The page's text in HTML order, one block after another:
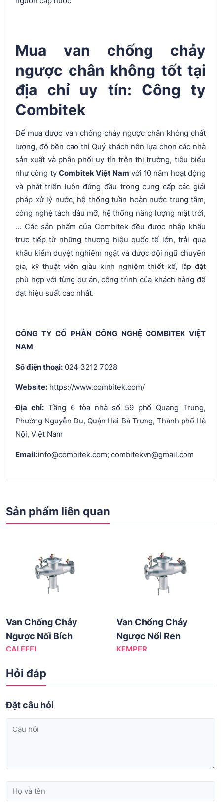
Mua van chống chảy
ngược chân không tốt tại
địa chỉ uy tín: Công ty
Combitek
Để mua được van chống chảy ngược chân không chất
lượng, độ bền cao thì Quý khách nên lựa chọn các nhà
sản xuất và phân phối uy tín trên thị trường, tiêu biểu
như công ty Combitek Việt Nam với 10 năm hoạt động
và phát triển luôn đứng đầu trong cung cấp các giải
pháp xử lý nước, hệ thống tuần hoàn nước trung tâm,
công nghệ tách dầu mỡ, hệ thống năng lượng mặt trời,
… Các sản phẩm của Combitek đều được nhập khẩu
trực tiếp từ những thương hiệu quốc tế lớn, trải qua
khâu kiểm duyệt nghiêm ngặt và được đội ngũ chuyên
gia, kỹ thuật viên giàu kinh nghiệm thiết kế, lắp đặt
phù hợp với từng dự án, công trình của khách hàng để
đạt hiệu suất cao nhất.
CÔNG TY CỔ PHẦN CÔNG NGHỆ COMBITEK VIỆT
NAM
Số điện thoại: 024 3212 7028
Website: https://www.combitek.com/
Địa chỉ: Tầng 6 tòa nhà số 59 phố Quang Trung,
Phường Nguyễn Du, Quận Hai Bà Trưng, Thành phố Hà
Nội, Việt Nam
Email:info@combitek.com; combitekvn@gmail.com
Sản phẩm liên quan
Van Chống Chảy
Ngược Nối Bích
CALEFFI
Van Chống Chảy
Ngược Nối Ren
KEMPER
Hỏi đáp
Đặt câu hỏi